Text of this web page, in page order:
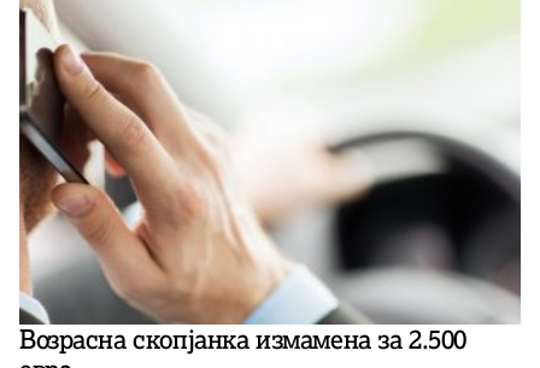
Возрасна скопјанка измамена за 2.500